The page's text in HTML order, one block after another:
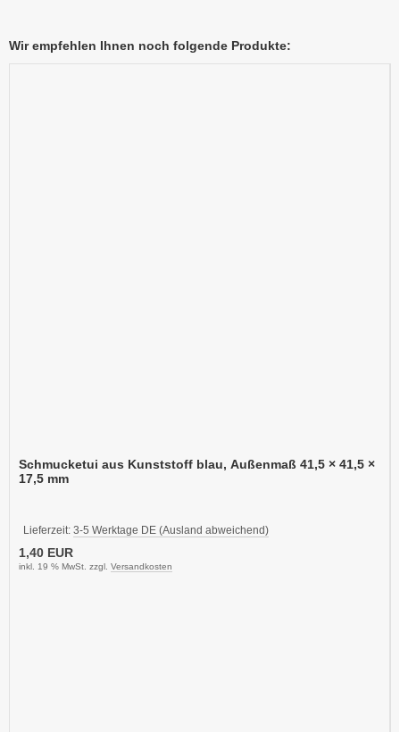
Wir empfehlen Ihnen noch folgende Produkte:
Schmucketui aus Kunststoff blau, Außenmaß 41,5 × 41,5 ×
17,5 mm
Lieferzeit: 3-5 Werktage DE (Ausland abweichend)
1,40 EUR
inkl. 19 % MwSt. zzgl. Versandkosten